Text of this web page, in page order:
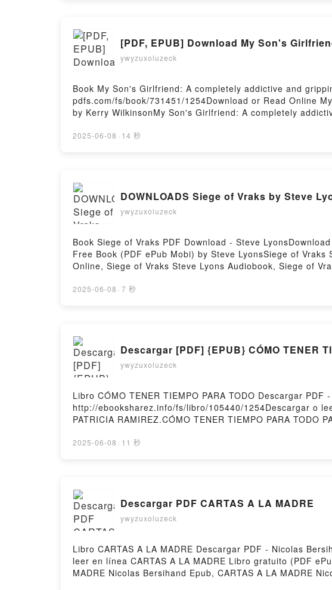
[PDF, EPUB] Download My Son's
ywyzuxoluzeck
Book My Son's Girlfriend: A completely addictive and
pdfs.com/fs/book/731451/1254Download or Read Online
by Kerry WilkinsonMy Son's Girlfriend: A completely
Girlfriend: A completely addictive and gripping thriller
2025-06-08 · 14 秒
DOWNLOADS Siege of Vraks by Steve
ywyzuxoluzeck
Book Siege of Vraks PDF Download - Steve
Free Book (PDF ePub Mobi) by Steve LyonsSiege of
Online, Siege of Vraks Steve Lyons Audiobook, Siege of
2025-06-08 · 7 秒
Descargar [PDF] {EPUB} CÓMO TENER
ywyzuxoluzeck
Libro CÓMO TENER TIEMPO PARA TODO Descargar
http://ebooksharez.info/fs/libro/105440/1254Descargar o
PATRICIA RAMIREZ.CÓMO TENER TIEMPO PARA TODO
TENER TIEMPO PARA TODO PATRICIA RAMIREZ VK,
2025-06-08 · 11 秒
Descargar PDF CARTAS A LA MADRE
ywyzuxoluzeck
Libro CARTAS A LA MADRE Descargar PDF - Nicolas
leer en línea CARTAS A LA MADRE Libro gratuito (PDF
MADRE Nicolas Bersihand Epub, CARTAS A LA MADRE